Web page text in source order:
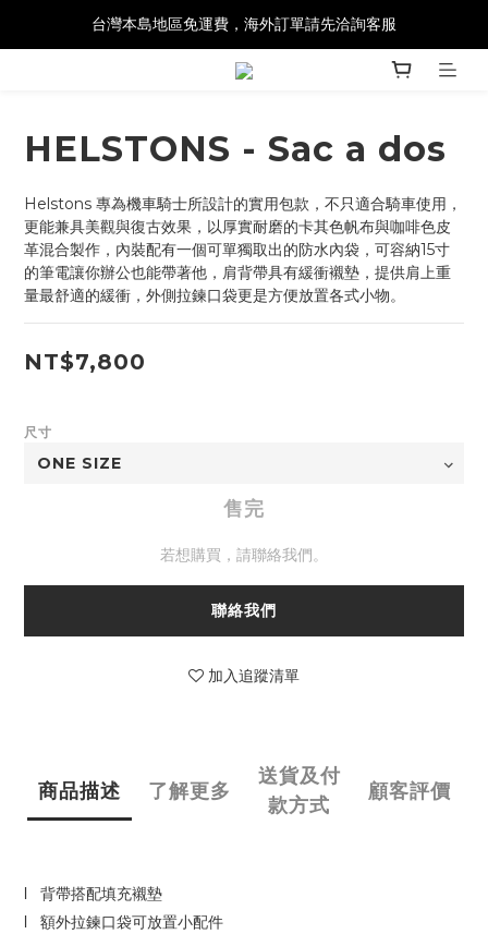
台灣本島地區免運費，海外訂單請先洽詢客服
HELSTONS - Sac a dos
Helstons 專為機車騎士所設計的實用包款，不只適合騎車使用，
更能兼具美觀與復古效果，以厚實耐磨的卡其色帆布與咖啡色皮
革混合製作，內裝配有一個可單獨取出的防水內袋，可容納15寸
的筆電讓你辦公也能帶著他，肩背帶具有緩衝襯墊，提供肩上重
量最舒適的緩衝，外側拉鍊口袋更是方便放置各式小物。
NT$7,800
尺寸
售完
若想購買，請聯絡我們。
聯絡我們
加入追蹤清單
商品描述 了解更多
送貨及付
款方式
顧客評價
l 背帶搭配填充襯墊
l 額外拉鍊口袋可放置小配件